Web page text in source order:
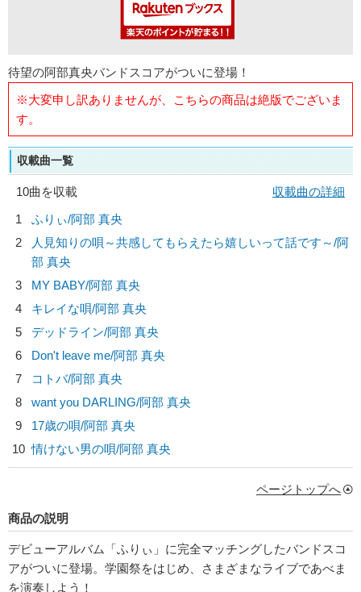
待望の阿部真央バンドスコアがついに登場！
※大変申し訳ありませんが、こちらの商品は絶版でございま
す。
収載曲一覧
10曲を収載
収載曲の詳細
1
ふりぃ/阿部 真央
2
人見知りの唄～共感してもらえたら嬉しいって話です～/阿
部 真央
3
MY BABY/阿部 真央
4
キレイな唄/阿部 真央
5
デッドライン/阿部 真央
6
Don't leave me/阿部 真央
7
コトバ/阿部 真央
8
want you DARLING/阿部 真央
9
17歳の唄/阿部 真央
10 情けない男の唄/阿部 真央
ページトップへ
商品の説明
デビューアルバム「ふりぃ」に完全マッチングしたバンドスコ
アがついに登場。学園祭をはじめ、さまざまなライブであべま
を演奏しよう！